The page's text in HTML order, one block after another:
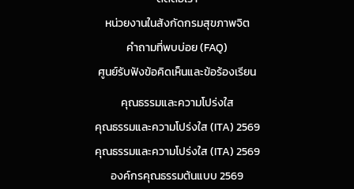
หน่วยงานในสังกัดกรมสุขภาพจิต
คำถามที่พบบ่อย (FAQ)
ศูนย์รับฟังข้อคิดเห็นและข้อร้องเรียน
คุณธรรมและความโปร่งใส
คุณธรรมและความโปร่งใส (ITA) 2569
คุณธรรมและความโปร่งใส (ITA) 2569
องค์กรคุณธรรมต้นแบบ 2569